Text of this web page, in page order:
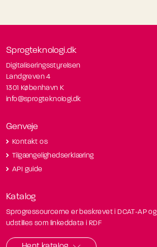
Sprogteknologi.dk
Digitaliseringsstyrelsen
Landgreven 4
1301 København K
info@sprogteknologi.dk
Genveje
Kontakt os
Tilgængelighedserklæring
API guide
Katalog
Sprogressourcerne er beskrevet i DCAT-AP og
udstilles som linkeddata i RDF